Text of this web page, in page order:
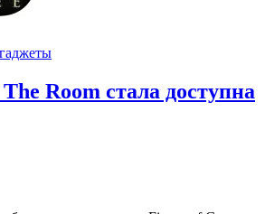
Room стала доступна